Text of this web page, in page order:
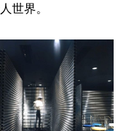
世界。